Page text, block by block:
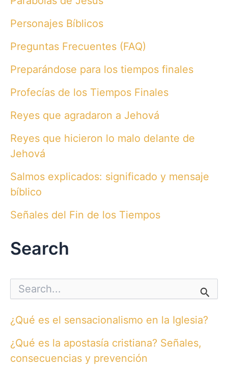
Personajes Bíblicos
Preguntas Frecuentes (FAQ)
Preparándose para los tiempos finales
Profecías de los Tiempos Finales
Reyes que agradaron a Jehová
Reyes que hicieron lo malo delante de
Jehová
Salmos explicados: significado y mensaje
bíblico
Señales del Fin de los Tiempos
Search
c
f
o
r
¿Qué es el sensacionalismo en la Iglesia?
¿Qué es la apostasía cristiana? Señales,
consecuencias y prevención